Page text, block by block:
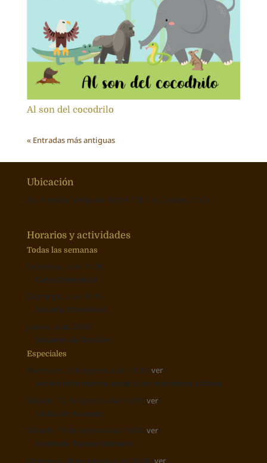
Al son del cocodrilo
« Entradas más antiguas
Ubicación
Av. Américo Vespucio Norte 178, Las Condes, Chile.
Horarios y actividades
Todas las semanas
Domingo, a las 11:00
Culto Dominical
Domingo, a las 11:15
Escuela Dominical
Jueves, a las 20:00
Reunión de Oración
Especiales
Miércoles, 9 de agosto a las 19:30 (ver)
Sesión informativa anual a los miembros activos
Sábado, 12 de agosto a las 16:00 (ver)
Unión de Varones
Sábado, 19 de agosto a las 16:00 (ver)
Unión de Damas Menores
Domingo, 20 de agosto a las 15:00 (ver)